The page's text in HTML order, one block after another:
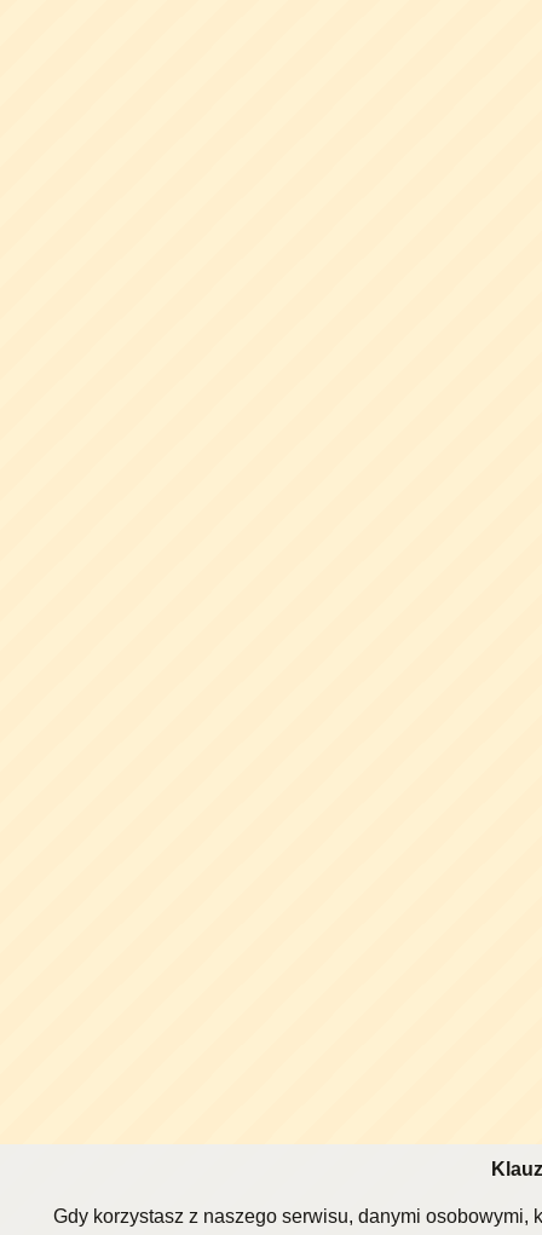
Gdy korzystasz z naszego serwisu, danymi osobowymi,